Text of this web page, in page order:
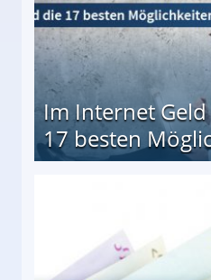
Im Internet
17 besten